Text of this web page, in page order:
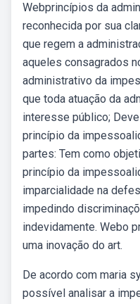
Webprincípios da
reconhecida por sua
que regem a
aqueles consagrados
administrativo da
que toda atuação da
interesse público;
princípio da
partes: Tem como
princípio da
imparcialidade na
impedindo
indevidamente. Webo
uma inovação do art.
De acordo com maria
possível analisar a